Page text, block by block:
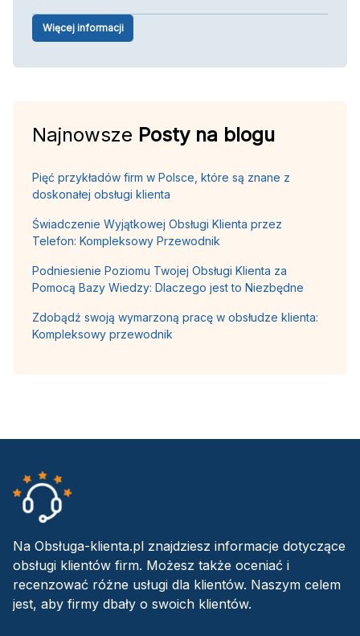
Więcej informacji
Najnowsze Posty na blogu
Pięć przykładów firm w Polsce, które są znane z
doskonałej obsługi klienta
Świadczenie Wyjątkowej Obsługi Klienta przez
Telefon: Kompleksowy Przewodnik
Podniesienie Poziomu Twojej Obsługi Klienta za
Pomocą Bazy Wiedzy: Dlaczego jest to Niezbędne
Zdobądź swoją wymarzoną pracę w obsłudze klienta:
Kompleksowy przewodnik
Na Obsługa-klienta.pl znajdziesz informacje dotyczące
obsługi klientów firm. Możesz także oceniać i
recenzować różne usługi dla klientów. Naszym celem
jest, aby firmy dbały o swoich klientów.